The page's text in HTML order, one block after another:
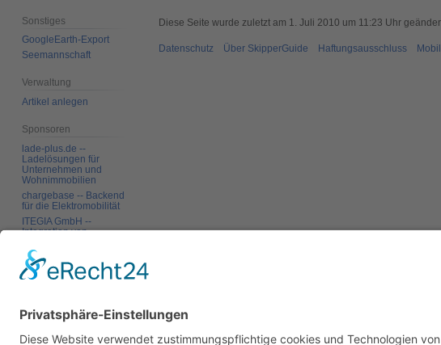
Sonstiges
GoogleEarth-Export
Seemannschaft
Verwaltung
Artikel anlegen
Sponsoren
lade-plus.de --
Ladelösungen für
Unternehmen und
Wohnimmobilien
chargebase -- Backend
für die Elektromobilität
ITEGIA GmbH --
Integration von
individuelle
Softwarelösungen
Links auf diese Seite
Änderungen an
verlinkten Seiten
Diese Seite wurde zuletzt am 1. Juli 2010 um 11:23 Uhr
Datenschutz Über SkipperGuide Haftungsausschluss